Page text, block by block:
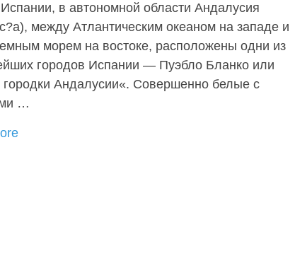
в автономной области Андалусия
между Атлантическим океаном на западе и
морем на востоке, расположены одни из
городов Испании — Пуэбло Бланко или
Андалусии«. Совершенно белые с
…